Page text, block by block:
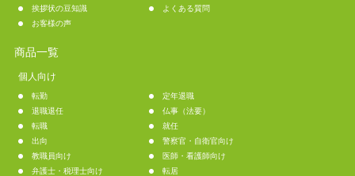
挨拶状の豆知識
よくある質問
お客様の声
商品一覧
個人向け
転勤
定年退職
退職退任
仏事（法要）
転職
就任
出向
警察官・自衛官向け
教職員向け
医師・看護師向け
弁護士・税理士向け
転居